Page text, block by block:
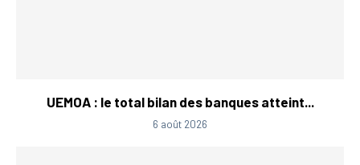
UEMOA : le total bilan des banques atteint...
6 août 2026